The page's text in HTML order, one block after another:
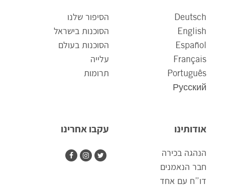
Deutsch
English
Español
Français
Português
Русский
הסיפור שלנו
הסוכנות בישראל
הסוכנות בעולם
עלייה
תרומות
אודותינו
הנהגה בכירה
חבר הנאמנים
דו”ח עם אחד
עקבו אחרינו